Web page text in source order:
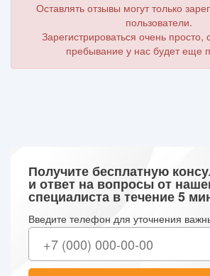
Оставлять отзывы могут только
пользователи.
Зарегистрироваться очень просто,
пребывание у нас будет еще
Получите бесплатную
и ответ на вопросы от
специалиста в течение 5
Введите телефон для уточнения